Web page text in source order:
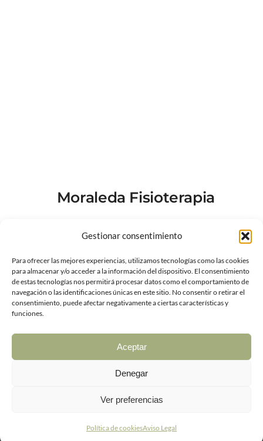
Gestionar consentimiento
Para ofrecer las mejores experiencias, utilizamos tecnologías como las cookies
para almacenar y/o acceder a la información del dispositivo. El consentimiento
de estas tecnologías nos permitirá procesar datos como el comportamiento de
navegación o las identificaciones únicas en este sitio. No consentir o retirar el
consentimiento, puede afectar negativamente a ciertas características y
funciones.
Aceptar
Denegar
Ver preferencias
Política de cookiesAviso Legal
Moraleda Fisioterapia
Ntra. Sra De Lourdes), 45007 Toledo, España
Teléfono: +34 619 89 11 11
Número de Rexistro Sanitario de la Xunta de
Aviso Legal|Política de Privacidad y Cookies